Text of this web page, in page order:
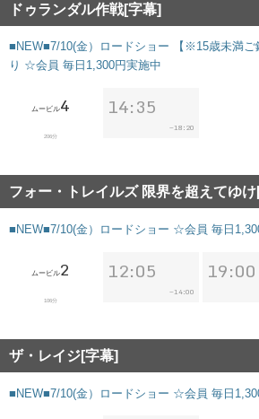
ドゥランダル作戦[字幕]
■NEW■7/10(金）ロードショー 【※15歳未満
り ☆会員 毎日1,300円実施中
ムービル4
206分
14:35
~18:20
フォー・トレイルズ 限界を超えてゆけ
■NEW■7/10(金）ロードショー ☆会員 毎日
ムービル2
106分
12:05
~14:00
19:00
ザ・レイジ[字幕]
■NEW■7/10(金）ロードショー ☆会員 毎日